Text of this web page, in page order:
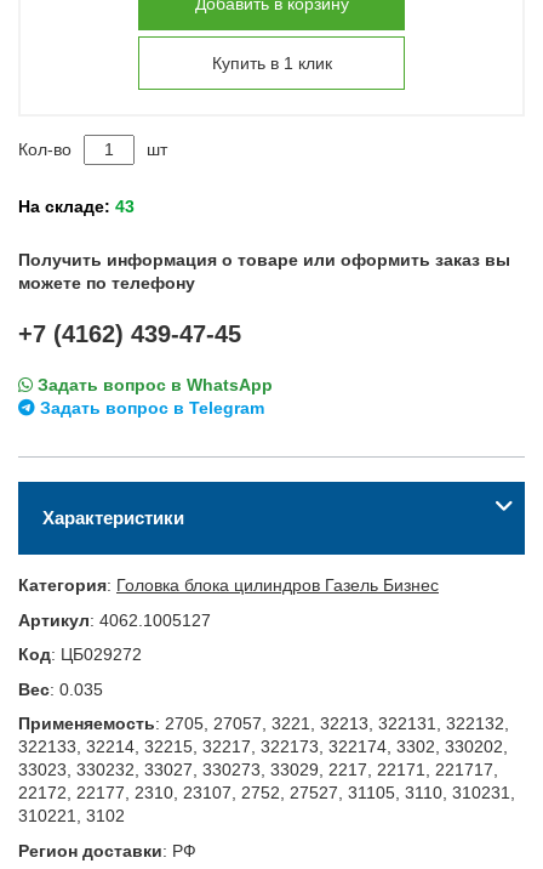
Купить в 1 клик
Кол-во шт
На складе: 43
Получить информация о товаре или оформить заказ вы
можете по телефону
+7 (4162) 439-47-45
Задать вопрос в WhatsApp
Задать вопрос в Telegram
Характеристики
Категория: Головка блока цилиндров Газель Бизнес
Артикул: 4062.1005127
Код: ЦБ029272
Вес: 0.035
Применяемость: 2705, 27057, 3221, 32213, 322131, 322132,
322133, 32214, 32215, 32217, 322173, 322174, 3302, 330202,
33023, 330232, 33027, 330273, 33029, 2217, 22171, 221717,
22172, 22177, 2310, 23107, 2752, 27527, 31105, 3110, 310231,
310221, 3102
Регион доставки: РФ